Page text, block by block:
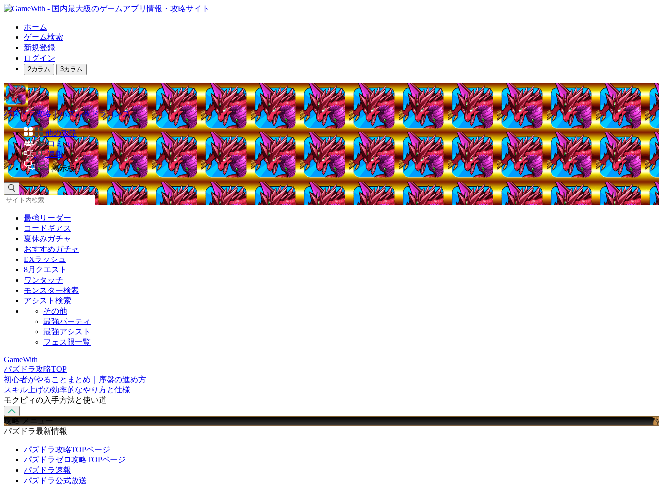
ホーム
ゲーム検索
新規登録
ログイン
2カラム 3カラム
パズドラ攻略｜パズル＆ドラゴンズ
他の攻略
コミュ
速報
掲示板
最強リーダー
コードギアス
夏休みガチャ
おすすめガチャ
EXラッシュ
8月クエスト
ワンタッチ
モンスター検索
アシスト検索
その他
最強パーティ
最強アシスト
フェス限一覧
GameWith
パズドラ攻略TOP
初心者がやることまとめ｜序盤の進め方
スキル上げの効率的なやり方と仕様
モクピィの入手方法と使い道
攻略 メニュー
パズドラ最新情報
パズドラ攻略TOPページ
パズドラゼロ攻略TOPページ
パズドラ速報
パズドラ公式放送